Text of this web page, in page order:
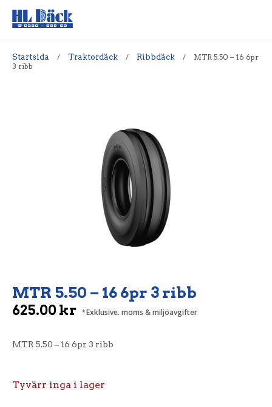
Startsida / Traktordäck / Ribbdäck /
MTR 5.50 – 16 6pr
3 ribb
MTR 5.50 – 16 6pr 3 ribb
625.00kr Exklusive. moms & miljöavgifter
MTR 5.50 – 16 6pr 3 ribb
Tyvärr inga i lager